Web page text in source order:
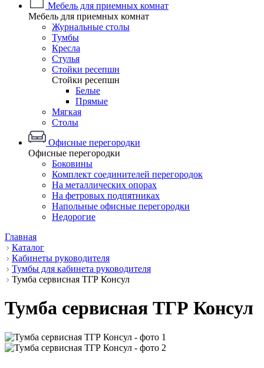
Мебель для приемных комнат
Мебель для приемных комнат
Журнальные столы
Тумбы
Кресла
Стулья
Стойки ресепшн
Стойки ресепшн
Белые
Прямые
Мягкая
Столы
Офисные перегородки
Офисные перегородки
Боковины
Комплект соединителей перегородок
На металлических опорах
На фетровых подпятниках
Напольные офисные перегородки
Недорогие
Главная
Каталог
Кабинеты руководителя
Тумбы для кабинета руководителя
Тумба сервисная ТГР Консул
Тумба сервисная ТГР Консул